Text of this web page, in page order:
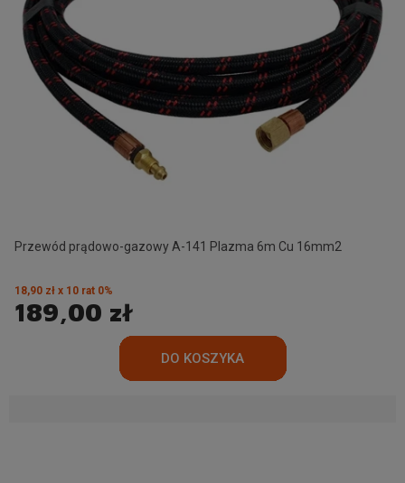
Przewód prądowo-gazowy A-141 Plazma 6m Cu 16mm2
189,00 zł
18,90 zł x 10 rat 0%